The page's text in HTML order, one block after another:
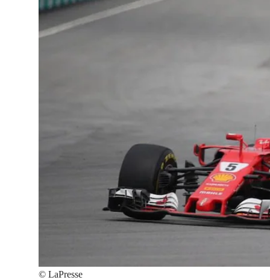
© LaPresse